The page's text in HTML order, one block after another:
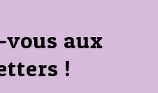
aux
!